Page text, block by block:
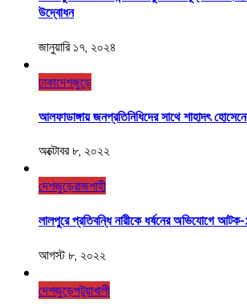
উদ্বোধন
জানুয়ারি ১৭, ২০২৪
ঢাকাদেশজুড়ে
আলফাডাঙ্গায় জনপ্রতিনিধিদের সাথে শাহাদৎ
অক্টোবর ৮, ২০২২
দেশজুড়েরাজশাহী
লালপুরে প্রতিবন্ধি নারীকে ধর্ষনের অভিযোগে
আগস্ট ৮, ২০২২
দেশজুড়েপটুয়াখালী